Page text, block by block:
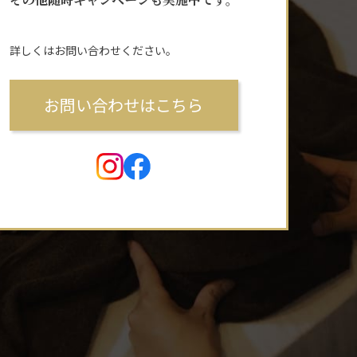
詳しくはお問い合わせください。
お問い合わせはこちら